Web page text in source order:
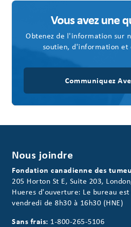
Vous avez une
Obtenez de l'information sur
soutien, d'information et
Communiquez
Nous joindre
Fondation canadienne des
205 Horton St E, Suite 203,
Hueres d'ouverture: Le bureau
vendredi de 8h30 à 16h30 (HNE)
Sans frais: 1-800-265-5106